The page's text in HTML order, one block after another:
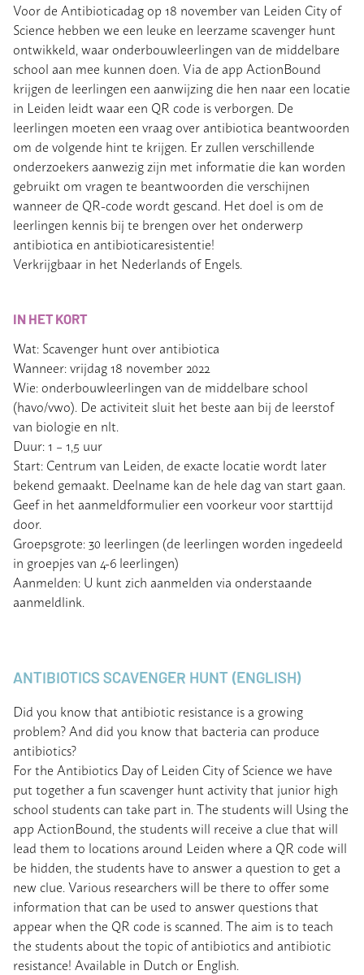
Voor de Antibioticadag op 18 november van Leiden City of
Science hebben we een leuke en leerzame scavenger hunt
ontwikkeld, waar onderbouwleerlingen van de middelbare
school aan mee kunnen doen. Via de app ActionBound
krijgen de leerlingen een aanwijzing die hen naar een locatie
in Leiden leidt waar een QR code is verborgen. De
leerlingen moeten een vraag over antibiotica beantwoorden
om de volgende hint te krijgen. Er zullen verschillende
onderzoekers aanwezig zijn met informatie die kan worden
gebruikt om vragen te beantwoorden die verschijnen
wanneer de QR-code wordt gescand. Het doel is om de
leerlingen kennis bij te brengen over het onderwerp
antibiotica en antibioticaresistentie!
Verkrijgbaar in het Nederlands of Engels.
IN HET KORT
Wat: Scavenger hunt over antibiotica
Wanneer: vrijdag 18 november 2022
Wie: onderbouwleerlingen van de middelbare school
(havo/vwo). De activiteit sluit het beste aan bij de leerstof
van biologie en nlt.
Duur: 1 – 1,5 uur
Start: Centrum van Leiden, de exacte locatie wordt later
bekend gemaakt. Deelname kan de hele dag van start gaan.
Geef in het aanmeldformulier een voorkeur voor starttijd
door.
Groepsgrote: 30 leerlingen (de leerlingen worden ingedeeld
in groepjes van 4-6 leerlingen)
Aanmelden: U kunt zich aanmelden via onderstaande
aanmeldlink.
ANTIBIOTICS SCAVENGER HUNT (ENGLISH)
Did you know that antibiotic resistance is a growing
problem? And did you know that bacteria can produce
antibiotics?
For the Antibiotics Day of Leiden City of Science we have
put together a fun scavenger hunt activity that junior high
school students can take part in. The students will Using the
app ActionBound, the students will receive a clue that will
lead them to locations around Leiden where a QR code will
be hidden, the students have to answer a question to get a
new clue. Various researchers will be there to offer some
information that can be used to answer questions that
appear when the QR code is scanned. The aim is to teach
the students about the topic of antibiotics and antibiotic
resistance! Available in Dutch or English.